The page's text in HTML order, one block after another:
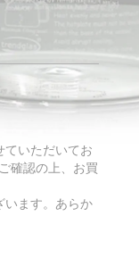
いただいてお
確認の上、お買
います。あらか